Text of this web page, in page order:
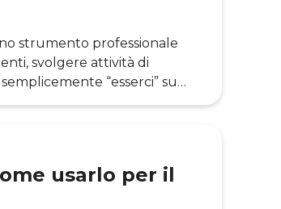
strumento professionale
svolgere attività di
“esserci” su
solida, affidabile, basata su
presenza aziendale su
usarlo per il